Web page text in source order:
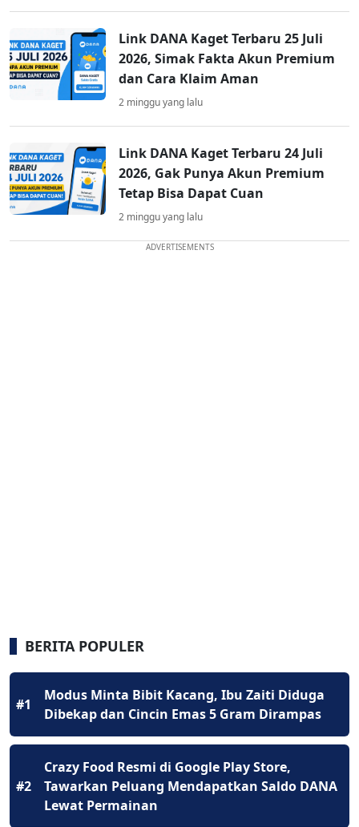
Link DANA Kaget Terbaru 25 Juli
2026, Simak Fakta Akun Premium
dan Cara Klaim Aman
2 minggu yang lalu
Link DANA Kaget Terbaru 24 Juli
2026, Gak Punya Akun Premium
Tetap Bisa Dapat Cuan
2 minggu yang lalu
ADVERTISEMENTS
BERITA POPULER
#1
Modus Minta Bibit Kacang, Ibu Zaiti Diduga
Dibekap dan Cincin Emas 5 Gram Dirampas
#2
Crazy Food Resmi di Google Play Store,
Tawarkan Peluang Mendapatkan Saldo DANA
Lewat Permainan